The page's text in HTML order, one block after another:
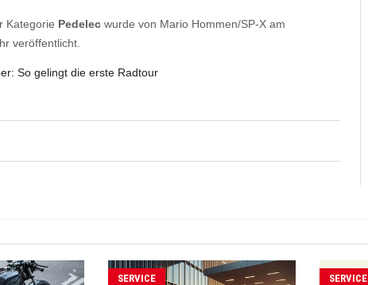
Kategorie Pedelec wurde von Mario Hommen/SP-X am
veröffentlicht.
So gelingt die erste Radtour
SERVICE SERVICE